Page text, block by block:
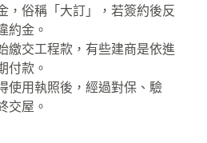
，俗稱「大訂」，若簽約後反
約金。
繳交工程款，有些建商是依進
付款。
使用執照後，經過對保、驗
交屋。